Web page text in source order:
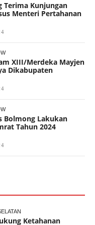
Terima Kunjungan
Menteri Pertahanan
XIII/Merdeka Mayjen
Dikabupaten
Bolmong Lakukan
Tahun 2024
Ketahanan